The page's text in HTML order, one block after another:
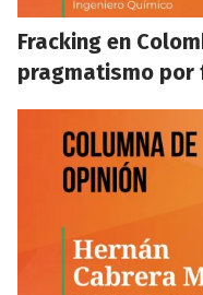
Fracking en
pragmatismo por